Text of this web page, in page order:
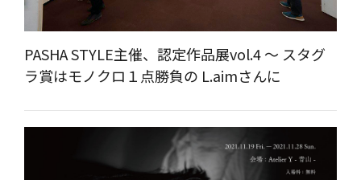
PASHA STYLE主催、認定作品展vol.4 ～ スタグ
ラ賞はモノクロ１点勝負の L.aimさんに